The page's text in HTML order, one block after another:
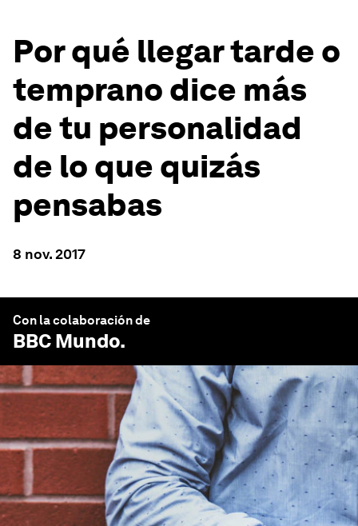
Por qué llegar tarde o
temprano dice más
de tu personalidad
de lo que quizás
pensabas
8 nov. 2017
Con la colaboración de
BBC Mundo.